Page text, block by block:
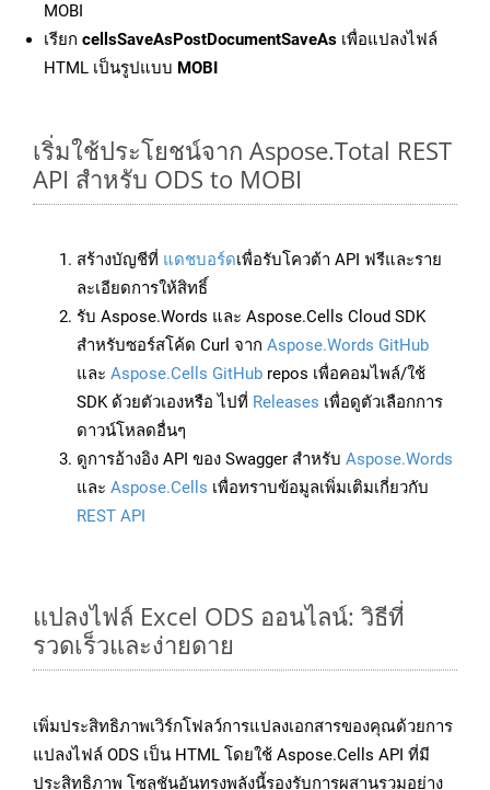
MOBI
เรียก cellsSaveAsPostDocumentSaveAs เพื่อแปลงไฟล์
HTML เป็นรูปแบบ MOBI
เริ่มใช้ประโยชน์จาก Aspose.Total REST
API สำหรับ ODS to MOBI
สร้างบัญชีที่ แดชบอร์ดเพื่อรับโควต้า API ฟรีและราย
ละเอียดการให้สิทธิ์
รับ Aspose.Words และ Aspose.Cells Cloud SDK
สำหรับซอร์สโค้ด Curl จาก Aspose.Words GitHub
และ Aspose.Cells GitHub repos เพื่อคอมไพล์/ใช้
SDK ด้วยตัวเองหรือ ไปที่ Releases เพื่อดูตัวเลือกการ
ดาวน์โหลดอื่นๆ
ดูการอ้างอิง API ของ Swagger สำหรับ Aspose.Words
และ Aspose.Cells เพื่อทราบข้อมูลเพิ่มเติมเกี่ยวกับ
REST API
แปลงไฟล์ Excel ODS ออนไลน์: วิธีที่
รวดเร็วและง่ายดาย
เพิ่มประสิทธิภาพเวิร์กโฟลว์การแปลงเอกสารของคุณด้วยการ
แปลงไฟล์ ODS เป็น HTML โดยใช้ Aspose.Cells API ที่มี
ประสิทธิภาพ โซลูชันอันทรงพลังนี้รองรับการผสานรวมอย่าง